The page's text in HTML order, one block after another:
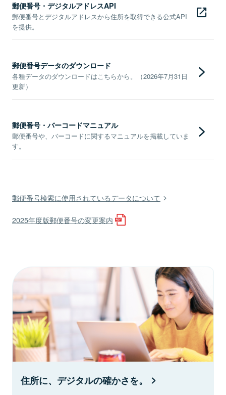
郵便番号・デジタルアドレスAPI
郵便番号とデジタルアドレスから住所を取得できる公式API
を提供。
郵便番号データのダウンロード
各種データのダウンロードはこちらから。（2026年7月31日
更新）
郵便番号・バーコードマニュアル
郵便番号や、バーコードに関するマニュアルを掲載していま
す。
郵便番号検索に使用されているデータについて
2025年度版郵便番号の変更案内
住所に、デジタルの確かさを。